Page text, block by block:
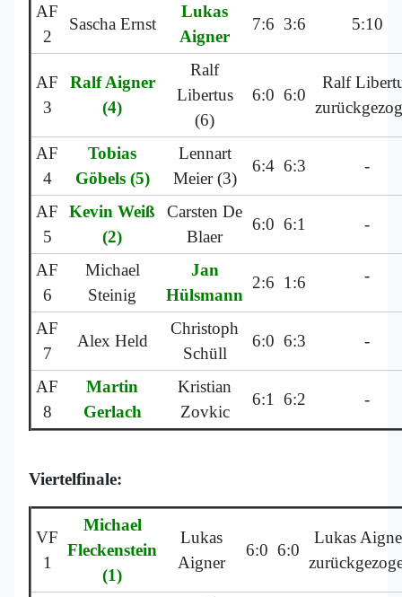
AF
2
Sascha Ernst
Lukas
Aigner
7:6 3:6 5:10
AF
3
Ralf Aigner
(4)
Ralf
Libertus
(6)
6:0 6:0
Ralf
AF
4
Tobias
Göbels (5)
Lennart
Meier (3)
6:4 6:3 -
AF
5
Kevin Weiß
(2)
Carsten De
Blaer
6:0 6:1 -
AF
6
Michael
Steinig
Jan
Hülsmann
2:6 1:6 -
AF
7
Alex Held
Christoph
Schüll
6:0 6:3 -
AF
8
Martin
Gerlach
Kristian
Zovkic
6:1 6:2 -
Viertelfinale:
VF
1
Michael
Fleckenstein
(1)
Lukas
Aigner
6:0 6:0
Lukas